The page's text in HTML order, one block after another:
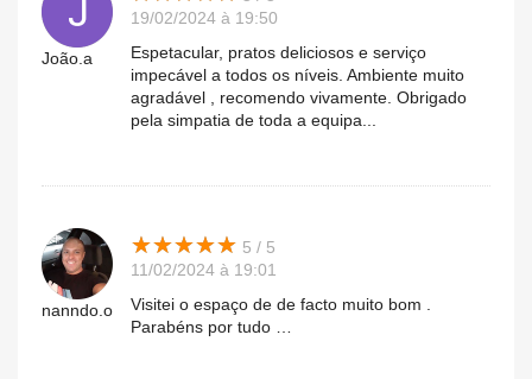
João.a
19/02/2024 à 19:50
Espetacular, pratos deliciosos e serviço
impecável a todos os níveis. Ambiente muito
agradável , recomendo vivamente. Obrigado
pela simpatia de toda a equipa...
nanndo.o
★★★★★
★★★★★ 5 / 5
11/02/2024 à 19:01
Visitei o espaço de de facto muito bom .
Parabéns por tudo …